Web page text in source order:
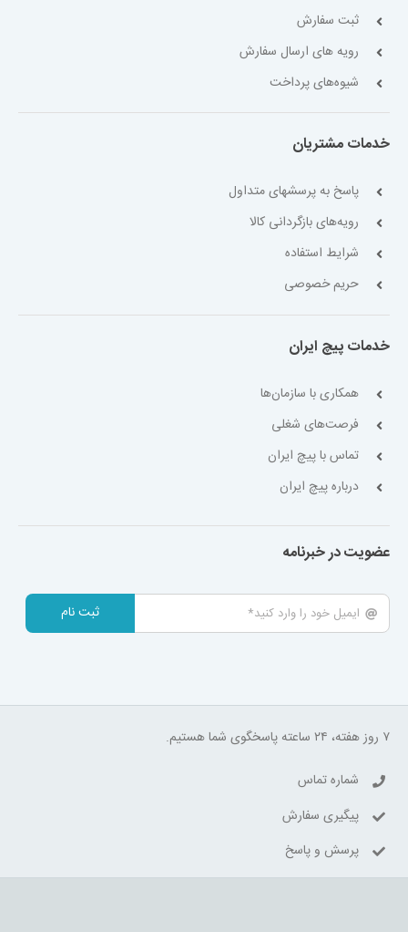
ثبت سفارش
رویه های ارسال سفارش
شیوه‌های پرداخت
خدمات مشتریان
پاسخ به پرسشهای متداول
رویه‌های بازگردانی کالا
شرایط استفاده
حریم خصوصی
خدمات پیچ ایران
همکاری با سازمان‌ها
فرصت‌های شغلی
تماس با پیچ ایران
درباره پیچ ایران
عضویت در خبرنامه
ثبت نام
۷ روز هفته، ۲۴ ساعته پاسخگوی شما هستیم.
شماره تماس
پیگیری سفارش
پرسش و پاسخ